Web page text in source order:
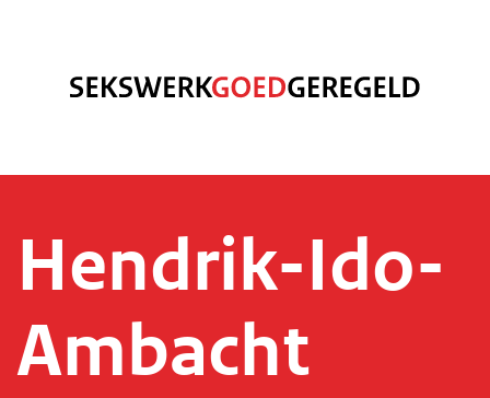
Hendrik-Ido-
Ambacht